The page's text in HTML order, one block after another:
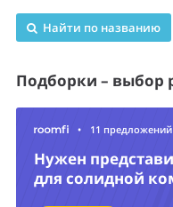
Найти по названию
Подборки – выбор
• 11 предложений
Нужен
для солидной